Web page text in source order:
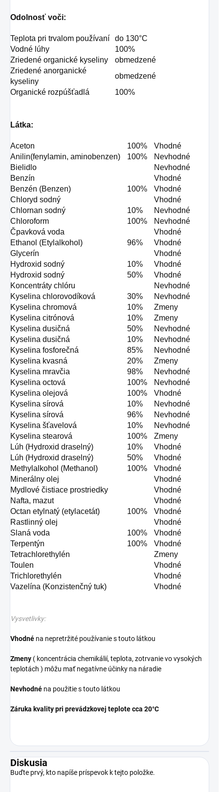
Odolnosť voči:
Teplota pri trvalom používaní
do 130°C
Vodné lúhy
100%
Zriedené organické kyseliny
obmedzené
Zriedené anorganické
kyseliny
obmedzené
Organické rozpúšťadlá
100%
Látka:
Aceton 100%
Vhodné
Anilin(fenylamin, aminobenzen)
100%
Nevhodné
Bielidlo
Nevhodné
Benzín
Vhodné
Benzén (Benzen)
100%
Vhodné
Chloryd sodný
Vhodné
Chlornan sodný
10%
Nevhodné
Chloroform
100%
Nevhodné
Čpavková voda
Vhodné
Ethanol (Etylalkohol)
96%
Vhodné
Glycerín
Vhodné
Hydroxid sodný
10%
Vhodné
Hydroxid sodný
50%
Vhodné
Koncentráty chlóru
Nevhodné
Kyselina chlorovodíková
30%
Nevhodné
Kyselina chromová
10%
Zmeny
Kyselina citrónová
10%
Zmeny
Kyselina dusičná
50%
Nevhodné
Kyselina dusičná
10%
Nevhodné
Kyselina fosforečná
85%
Nevhodné
Kyselina kvasná
20%
Zmeny
Kyselina mravčia
98%
Nevhodné
Kyselina octová
100%
Nevhodné
Kyselina olejová
100%
Vhodné
Kyselina sírová
10%
Nevhodné
Kyselina sírová
96%
Nevhodné
Kyselina šťavelová
10%
Nevhodné
Kyselina stearová
100%
Zmeny
Lúh (Hydroxid draselný)
10%
Vhodné
Lúh (Hydroxid draselný)
50%
Vhodné
Methylalkohol (Methanol)
100%
Vhodné
Minerálny olej
Vhodné
Mydlové čistiace prostriedky
Vhodné
Nafta, mazut
Vhodné
Octan etylnatý (etylacetát)
100%
Vhodné
Rastlinný olej
Vhodné
Slaná voda
100%
Vhodné
Terpentýn
100%
Vhodné
Tetrachlorethylén
Zmeny
Toulen
Vhodné
Trichlorethylén
Vhodné
Vazelína (Konzistenčný tuk)
Vhodné
Vysvetlivky:
Vhodné na nepretržité používanie s touto látkou
Zmeny ( koncentrácia chemikálií, teplota, zotrvanie vo vysokých
teplotách ) môžu mať negatívne účinky na náradie
Nevhodné na použitie s touto látkou
Záruka kvality pri prevádzkovej teplote cca 20°C
Diskusia
Buďte prvý, kto napíše príspevok k tejto položke.